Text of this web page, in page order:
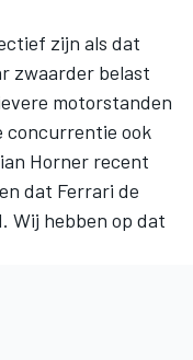
zijn als dat
zwaarder belast
motorstanden
concurrentie ook
Horner recent
dat Ferrari de
Wij hebben op dat